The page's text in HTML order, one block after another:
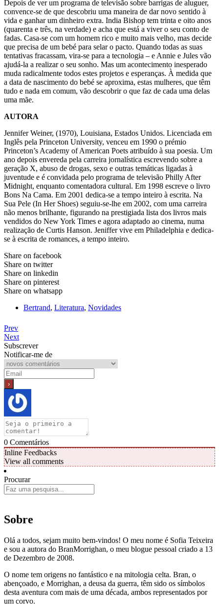
Depois de ver um programa de televisão sobre barrigas de aluguer,
convence-se de que descobriu uma maneira de dar novo sentido à
vida e ganhar um dinheiro extra. India Bishop tem trinta e oito anos
(quarenta e três, na verdade) e acha que está a viver o seu conto de
fadas. Casa-se com um homem rico e muito mais velho, mas decide
que precisa de um bebé para selar o pacto. Quando todas as suas
tentativas fracassam, vira-se para a tecnologia – e Annie e Jules vão
ajudá-la a realizar o seu sonho. Mas um acontecimento inesperado
muda radicalmente todos estes projetos e esperanças. À medida que
a data de nascimento do bebé se aproxima, estas mulheres, que têm
tudo e nada em comum, vão descobrir o que faz de cada uma delas
uma mãe.
AUTORA
Jennifer Weiner, (1970), Louisiana, Estados Unidos. Licenciada em
Inglês pela Princeton University, venceu em 1990 o prémio
Princeton’s Academy of American Poets atribuído à sua poesia. Um
ano depois envereda pela carreira jornalística escrevendo sobre a
geração X, abuso de drogas, sexo e outras temáticas ligadas à
juventude e é convidada pelo programa de televisão Philly After
Midnight, enquanto comentadora cultural. Em 1998 escreve o livro
Bons Na Cama. Em 2001 dedica-se a tempo inteiro à escrita. Na
Sua Pele (In Her Shoes) seguiu-se-lhe em 2002, com uma carreira
não menos brilhante, figurando na prestigiada lista dos livros mais
vendidos do New York Times e agora adaptado ao cinema, numa
realização de Curtis Hanson. Jeniffer vive em Philadelphia e dedica-
se à escrita de romances, a tempo inteiro.
Share on facebook
Share on twitter
Share on linkedin
Share on pinterest
Share on whatsapp
Bertrand, Literatura, Novidades
Prev
Next
Subscrever
Notificar-me de
0 Comentários
Inline Feedbacks
View all comments
Procurar
Sobre
Olá a todos, sejam muito bem-vindos! O meu nome é Sofia Teixeira
e sou a autora do BranMorrighan, o meu blogue pessoal criado a 13
de Dezembro de 2008.
O nome tem origens no fantástico e na mitologia celta. Bran, o
abençoado, e Morrighan, a deusa da guerra, têm sido os símbolos
desta aventura com mais de uma década, ambos representados por
um corvo.